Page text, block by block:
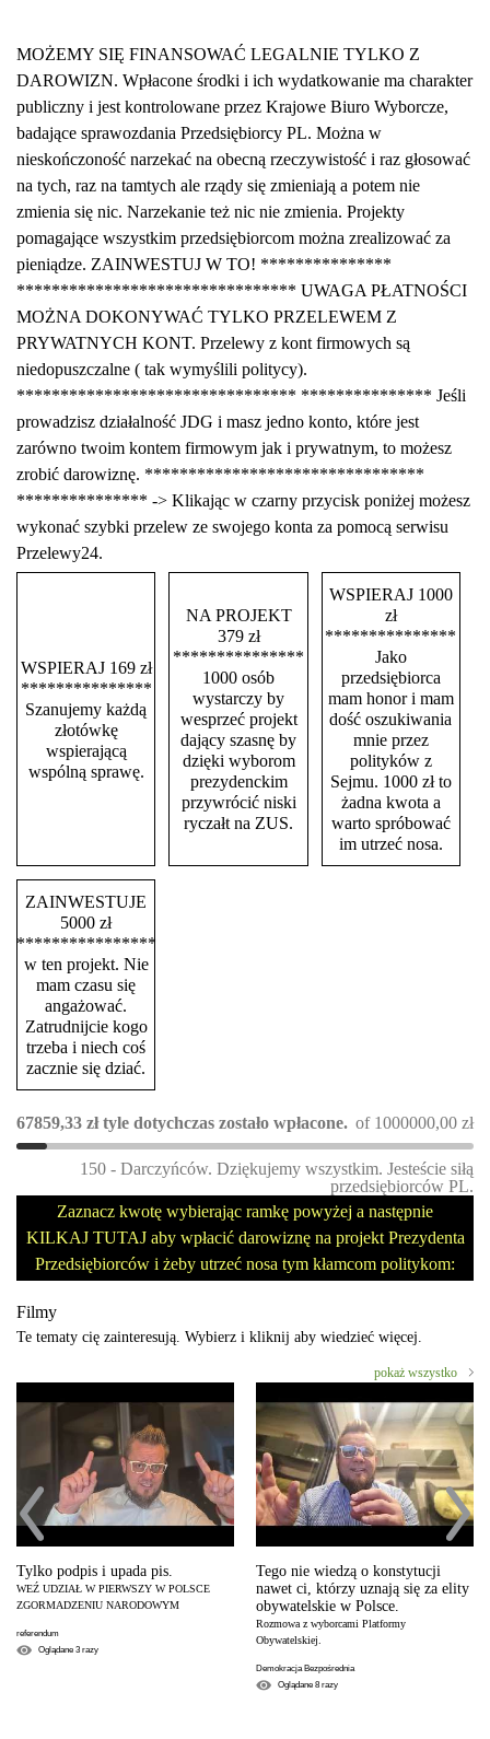
MOŻEMY SIĘ FINANSOWAĆ LEGALNIE TYLKO Z
DAROWIZN. Wpłacone środki i ich wydatkowanie ma charakter
publiczny i jest kontrolowane przez Krajowe Biuro Wyborcze,
badające sprawozdania Przedsiębiorcy PL. Można w
nieskończoność narzekać na obecną rzeczywistość i raz głosować
na tych, raz na tamtych ale rządy się zmieniają a potem nie
zmienia się nic. Narzekanie też nic nie zmienia. Projekty
pomagające wszystkim przedsiębiorcom można zrealizować za
pieniądze. ZAINWESTUJ W TO! ***************
******************************** UWAGA PŁATNOŚCI
MOŻNA DOKONYWAĆ TYLKO PRZELEWEM Z
PRYWATNYCH KONT. Przelewy z kont firmowych są
niedopuszczalne ( tak wymyślili politycy).
******************************** *************** Jeśli
prowadzisz działalność JDG i masz jedno konto, które jest
zarówno twoim kontem firmowym jak i prywatnym, to możesz
zrobić darowiznę. ********************************
*************** -> Klikając w czarny przycisk poniżej możesz
wykonać szybki przelew ze swojego konta za pomocą serwisu
Przelewy24.
WSPIERAJ 169 zł
***************
Szanujemy każdą
złotówkę
wspierającą
wspólną sprawę.
NA PROJEKT
379 zł
***************
1000 osób
wystarczy by
wesprzeć projekt
dający szasnę by
dzięki wyborom
prezydenckim
przywrócić niski
ryczałt na ZUS.
WSPIERAJ 1000
zł
***************
Jako
przedsiębiorca
mam honor i mam
dość oszukiwania
mnie przez
polityków z
Sejmu. 1000 zł to
żadna kwota a
warto spróbować
im utrzeć nosa.
ZAINWESTUJE
5000 zł
****************
w ten projekt. Nie
mam czasu się
angażować.
Zatrudnijcie kogo
trzeba i niech coś
zacznie się dziać.
67859,33 zł tyle dotychczas zostało wpłacone. of 1000000,00 zł
150 - Darczyńców. Dziękujemy wszystkim. Jesteście siłą
przedsiębiorców PL.
Zaznacz kwotę wybierając ramkę powyżej a następnie
KILKAJ TUTAJ aby wpłacić darowiznę na projekt Prezydenta
Przedsiębiorców i żeby utrzeć nosa tym kłamcom politykom:
Filmy
Te tematy cię zainteresują. Wybierz i kliknij aby wiedzieć więcej.
pokaż wszystko
Tylko podpis i upada pis.
WEŹ UDZIAŁ W PIERWSZY W POLSCE
ZGORMADZENIU NARODOWYM
referendum
Oglądane 3 razy
Tego nie wiedzą o konstytucji
nawet ci, którzy uznają się za elity
obywatelskie w Polsce.
Rozmowa z wyborcami Platformy
Obywatelskiej.
Demokracja Bezpośrednia
Oglądane 8 razy